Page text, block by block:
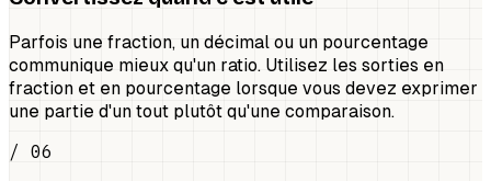
Parfois une fraction, un décimal ou un pourcentage
communique mieux qu'un ratio. Utilisez les sorties en
fraction et en pourcentage lorsque vous devez exprimer
une partie d'un tout plutôt qu'une comparaison.
/ 06